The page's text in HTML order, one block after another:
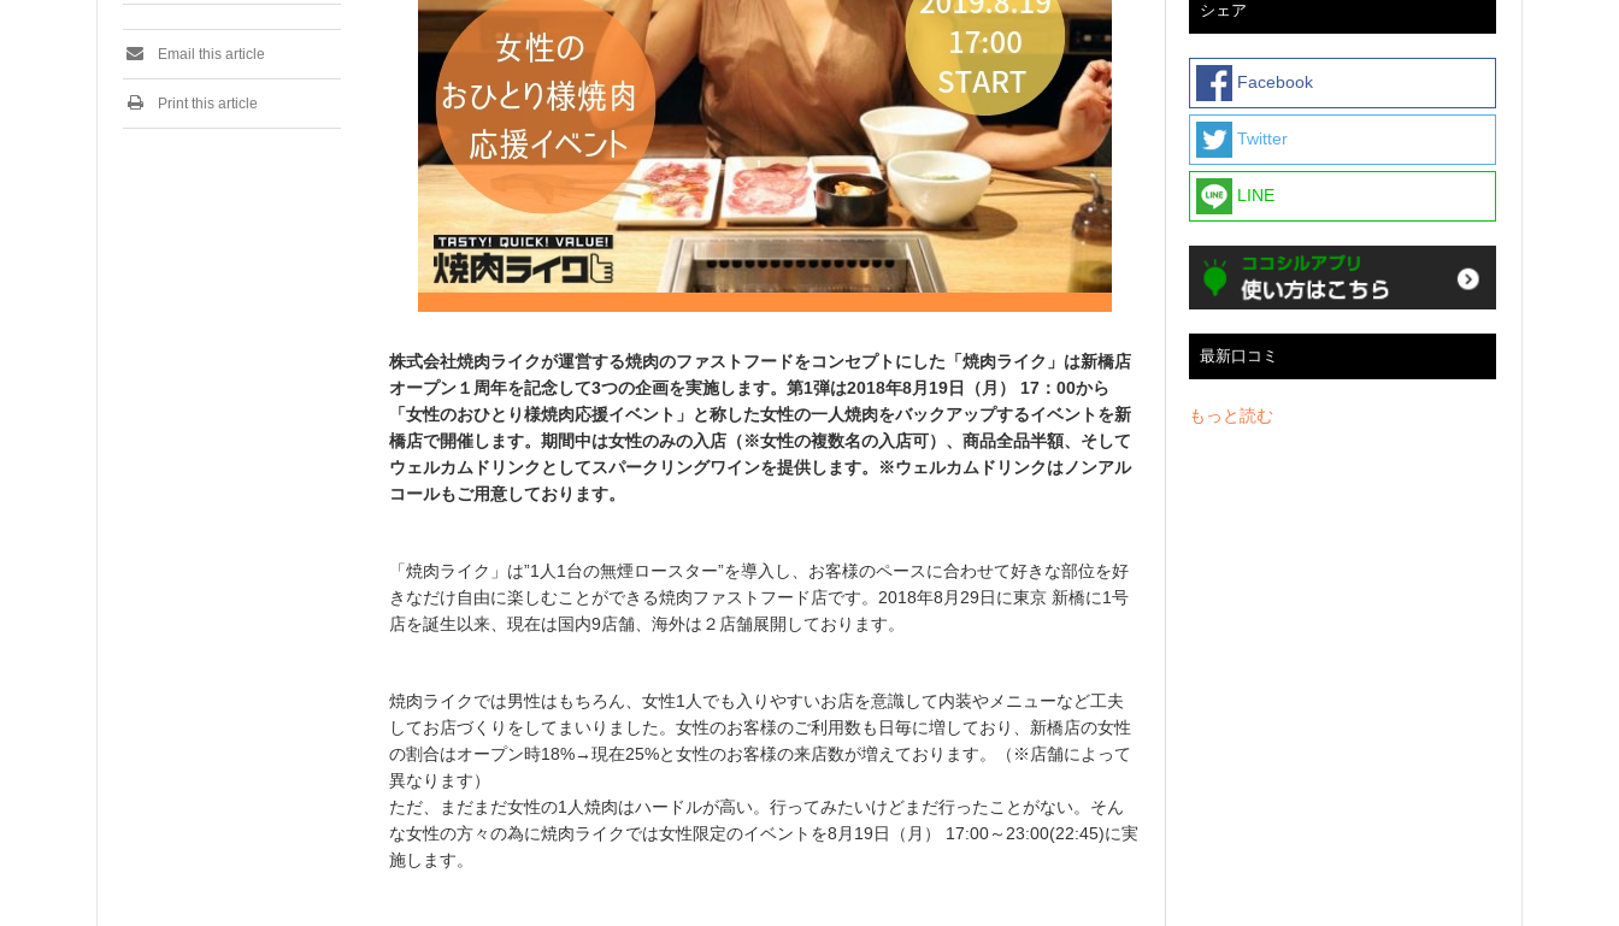
株式会社焼肉ライクが運営する焼肉のファストフードをコンセプトにした「焼肉ライク」は新橋店
オープン１周年を記念して3つの企画を実施します。第1弾は2018年8月19日（月） 17：00から
「女性のおひとり様焼肉応援イベント」と称した女性の一人焼肉をバックアップするイベントを新
橋店で開催します。期間中は女性のみの入店（※女性の複数名の入店可）、商品全品半額、そして
ウェルカムドリンクとしてスパークリングワインを提供します。※ウェルカムドリンクはノンアル
コールもご用意しております。
「焼肉ライク」は”1人1台の無煙ロースター”を導入し、お客様のペースに合わせて好きな部位を好
きなだけ自由に楽しむことができる焼肉ファストフード店です。2018年8月29日に東京 新橋に1号
店を誕生以来、現在は国内9店舗、海外は２店舗展開しております。
焼肉ライクでは男性はもちろん、女性1人でも入りやすいお店を意識して内装やメニューなど工夫
してお店づくりをしてまいりました。女性のお客様のご利用数も日毎に増しており、新橋店の女性
の割合はオープン時18%→現在25%と女性のお客様の来店数が増えております。（※店舗によって
異なります）
ただ、まだまだ女性の1人焼肉はハードルが高い。行ってみたいけどまだ行ったことがない。そん
な女性の方々の為に焼肉ライクでは女性限定のイベントを8月19日（月） 17:00～23:00(22:45)に実
施します。
Email this article
Print this article
シェア
Facebook
Twitter
LINE
最新口コミ
もっと読む